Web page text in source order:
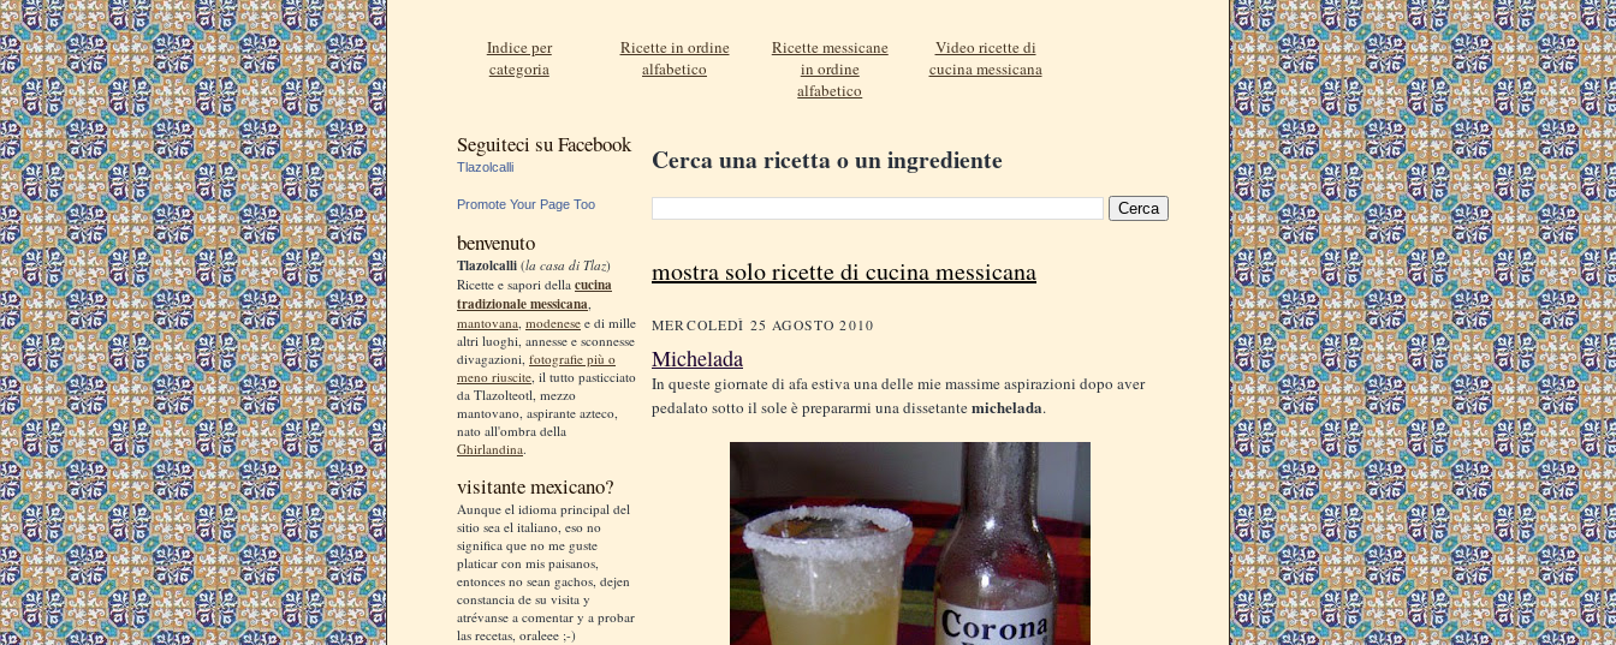
Indice per
categoria
Ricette in ordine
alfabetico
Ricette messicane
in ordine
alfabetico
Video ricette di
cucina messicana
Seguiteci su Facebook
Tlazolcalli
Promote Your Page Too
benvenuto
Tlazolcalli (la casa di Tlaz)
Ricette e sapori della cucina
tradizionale messicana
mantovana modenese e di mille
altri luoghi, annesse e sconnesse
divagazioni, fotografie più o
meno riuscite , il tutto pasticciato
da Tlazolteotl, mezzo
mantovano, aspirante azteco,
nato all'ombra della
Ghirlandina.
visitante mexicano?
Aunque el idioma principal del
sitio sea el italiano, eso no
significa que no me guste
platicar con mis paisanos,
entonces no sean gachos, dejen
constancia de su visita y
atrévanse a comentar y a probar
las recetas, oraleee ;-)
Cerca una ricetta o un ingrediente
mostra solo ricette di cucina messicana
MERCOLEDÌ 25 AGOSTO 2010
Michelada
In queste giornate di afa estiva una delle mie massime aspirazioni dopo aver
pedalato sotto il sole è prepararmi una dissetantemichelada.